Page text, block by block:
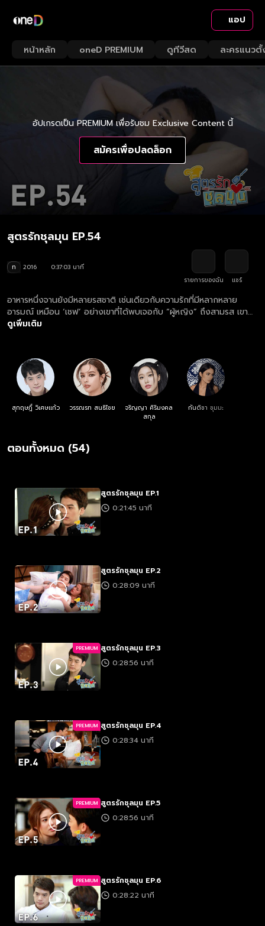
แอป
หน้าหลัก oneD PREMIUM ดูทีวีสด ละครแนวตั้
อัปเกรดเป็น PREMIUM เพื่อรับชม Exclusive Content นี้
สมัครเพื่อปลดล็อก
สูตรรักชุลมุน EP.54
ท 2016
0:37:03 นาที
รายการของฉัน
แชร์
อาหารหนึ่งจานยังมีหลายรสชาติ เช่นเดียวกับความรักที่มีหลากหลาย
อารมณ์ เหมือน ‘เชฟ’ อย่างเขาที่ได้พบเจอกับ “ผู้หญิง” ถึงสามรส เขา
อาจต้องเลือกว่ารสชาติไหนที่เหมาะสมกับตนเอง?
ดูเพิ่มเติม
สุกฤษฎิ์ วิเศษแก้ว วรรณรท สนธิไชย
จริญญา ศิริมงคล
สกุล
กันติชา ชุมมะ
ตอนทั้งหมด (54)
สูตรรักชุลมุน EP.1
0:21:45 นาที
สูตรรักชุลมุน EP.2
0:28:09 นาที
PREMIUM สูตรรักชุลมุน EP.3
0:28:56 นาที
PREMIUM สูตรรักชุลมุน EP.4
0:28:34 นาที
PREMIUM สูตรรักชุลมุน EP.5
0:28:56 นาที
PREMIUM สูตรรักชุลมุน EP.6
0:28:22 นาที